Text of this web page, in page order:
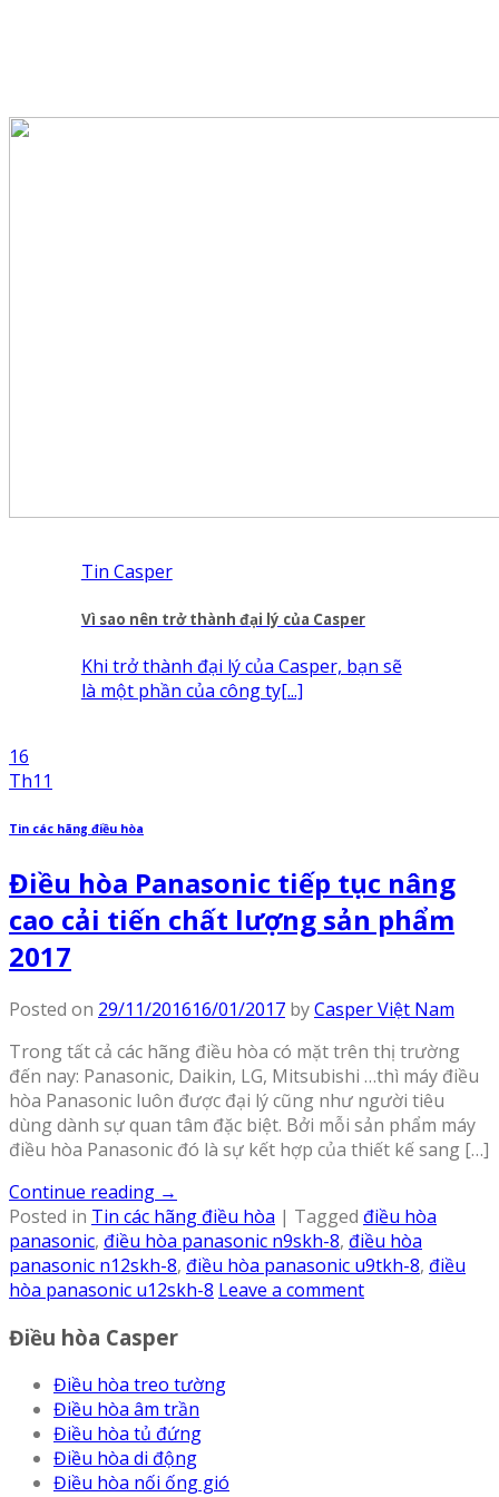
Tin Casper
Vì sao nên trở thành đại lý của Casper
Khi trở thành đại lý của Casper, bạn sẽ
là một phần của công ty[...]
16
Th11
Tin các hãng điều hòa
Điều hòa Panasonic tiếp tục nâng
cao cải tiến chất lượng sản phẩm
2017
Posted on 29/11/201616/01/2017 byCasper Việt Nam
Trong tất cả các hãng điều hòa có mặt trên thị trường
đến nay: Panasonic, Daikin, LG, Mitsubishi …thì máy điều
hòa Panasonic luôn được đại lý cũng như người tiêu
dùng dành sự quan tâm đặc biệt. Bởi mỗi sản phẩm máy
điều hòa Panasonic đó là sự kết hợp của thiết kế sang […]
Continue reading →
Posted in Tin các hãng điều hòa | Tagged điều hòa
panasonic, điều hòa panasonic n9skh-8, điều hòa
panasonic n12skh-8, điều hòa panasonic u9tkh-8, điều
hòa panasonic u12skh-8 Leave a comment
Điều hòa Casper
Điều hòa treo tường
Điều hòa âm trần
Điều hòa tủ đứng
Điều hòa di động
Điều hòa nối ống gió